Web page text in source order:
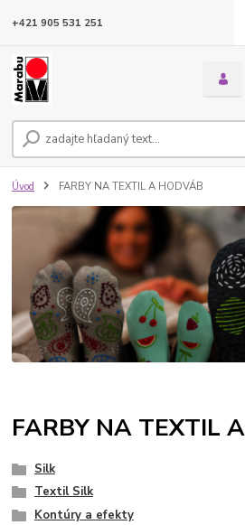
+421 905 531 251
Úvod FARBY NA TEXTIL A HODVÁB
FARBY NA TEXTIL
Silk
Textil Silk
Kontúry a efekty